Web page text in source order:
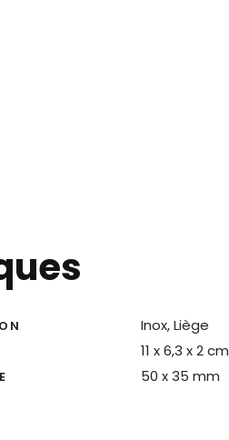
Inox, Liège
11 x 6,3 x 2 cm
50 x 35 mm